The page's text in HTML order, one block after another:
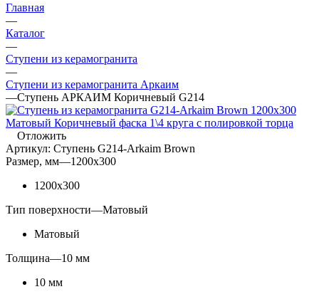
Главная
—
Каталог
—
Ступени из керамогранита
—
Ступени из керамогранита Аркаим
—Ступень АРКАИМ Коричневый G214
Отложить
Артикул: Ступень G214-Arkaim Brown
Размер, мм—1200x300
1200x300
Тип поверхности—Матовый
Матовый
Толщина—10 мм
10 мм